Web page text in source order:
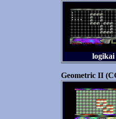
logikai
Geometric II